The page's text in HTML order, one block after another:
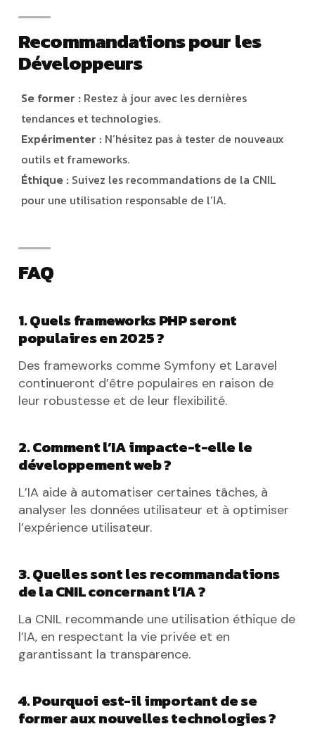
Recommandations pour les
Développeurs
Se former : Restez à jour avec les dernières
tendances et technologies.
Expérimenter : N’hésitez pas à tester de nouveaux
outils et frameworks.
Éthique : Suivez les recommandations de la CNIL
pour une utilisation responsable de l’IA.
FAQ
1. Quels frameworks PHP seront
populaires en 2025 ?
Des frameworks comme Symfony et Laravel
continueront d’être populaires en raison de
leur robustesse et de leur flexibilité.
2. Comment l’IA impacte-t-elle le
développement web ?
L’IA aide à automatiser certaines tâches, à
analyser les données utilisateur et à optimiser
l’expérience utilisateur.
3. Quelles sont les recommandations
de la CNIL concernant l’IA ?
La CNIL recommande une utilisation éthique de
l’IA, en respectant la vie privée et en
garantissant la transparence.
4. Pourquoi est-il important de se
former aux nouvelles technologies ?